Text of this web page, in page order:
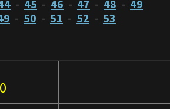
- 45 - 46 - 47 - 48 - 49
- 50 - 51 - 52 - 53